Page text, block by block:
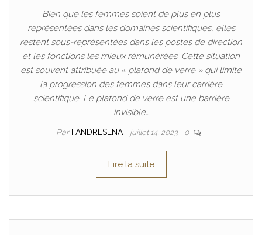
Bien que les femmes soient de plus en plus
représentées dans les domaines scientifiques, elles
restent sous-représentées dans les postes de direction
et les fonctions les mieux rémunérées. Cette situation
est souvent attribuée au « plafond de verre » qui limite
la progression des femmes dans leur carrière
scientifique. Le plafond de verre est une barrière
invisible…
Par FANDRESENA juillet 14, 2023 0
Lire la suite